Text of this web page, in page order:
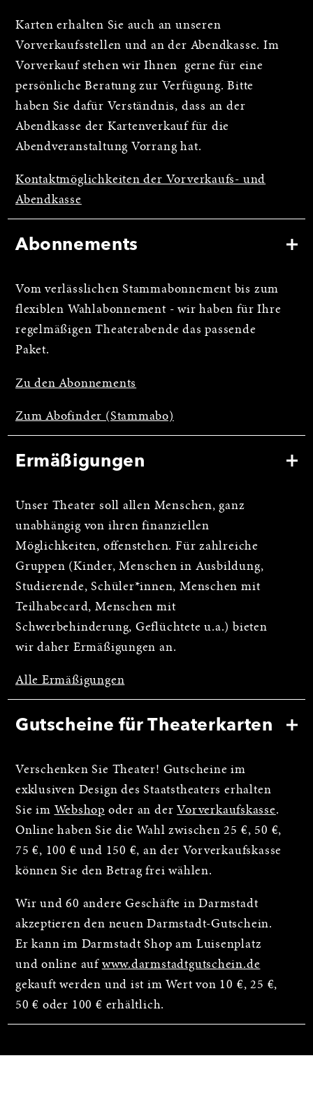
Karten erhalten Sie auch an unseren
Vorverkaufsstellen und an der Abendkasse. Im
Vorverkauf stehen wir Ihnen gerne für eine
persönliche Beratung zur Verfügung. Bitte
haben Sie dafür Verständnis, dass an der
Abendkasse der Kartenverkauf für die
Abendveranstaltung Vorrang hat.
Kontaktmöglichkeiten der Vorverkaufs- und
Abendkasse
Abonnements
Vom verlässlichen Stammabonnement bis zum
flexiblen Wahlabonnement - wir haben für Ihre
regelmäßigen Theaterabende das passende
Paket.
Zu den Abonnements
Zum Abofinder (Stammabo)
Ermäßigungen
Unser Theater soll allen Menschen, ganz
unabhängig von ihren finanziellen
Möglichkeiten, offenstehen. Für zahlreiche
Gruppen (Kinder, Menschen in Ausbildung,
Studierende, Schüler*innen, Menschen mit
Teilhabecard, Menschen mit
Schwerbehinderung, Geflüchtete u.a.) bieten
wir daher Ermäßigungen an.
Alle Ermäßigungen
Gutscheine für Theaterkarten
Verschenken Sie Theater! Gutscheine im
exklusiven Design des Staatstheaters erhalten
Sie im Webshop oder an der Vorverkaufskasse.
Online haben Sie die Wahl zwischen 25 €, 50 €,
75 €, 100 € und 150 €, an der Vorverkaufskasse
können Sie den Betrag frei wählen.
Wir und 60 andere Geschäfte in Darmstadt
akzeptieren den neuen Darmstadt-Gutschein.
Er kann im Darmstadt Shop am Luisenplatz
und online auf www.darmstadtgutschein.de
gekauft werden und ist im Wert von 10 €, 25 €,
50 € oder 100 € erhältlich.